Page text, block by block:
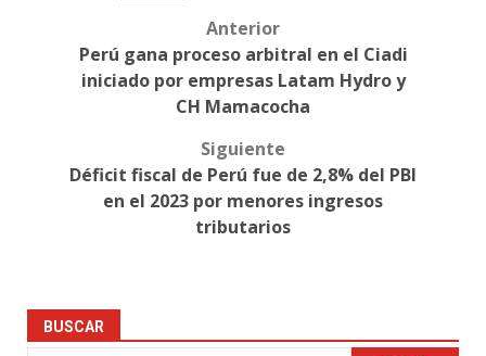
navigation
Anterior
Perú gana proceso arbitral en el Ciadi
iniciado por empresas Latam Hydro y
CH Mamacocha
Siguiente
Déficit fiscal de Perú fue de 2,8% del PBI
en el 2023 por menores ingresos
tributarios
BUSCAR